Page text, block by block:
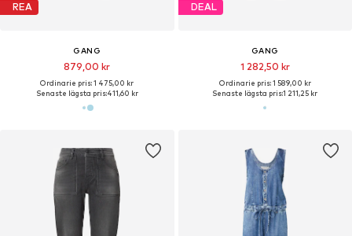
REA
GANG
879,00 kr
Ordinarie pris: 1 475,00 kr
Senaste lägsta pris:411,60 kr
DEAL
GANG
1 282,50 kr
Ordinarie pris: 1 589,00 kr
Senaste lägsta pris:1 211,25 kr